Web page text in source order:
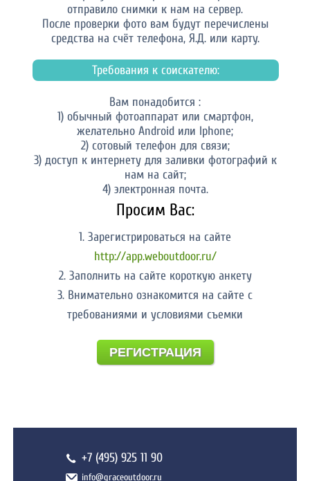
отправило снимки к нам на сервер.
После проверки фото вам будут перечислены
средства на счёт телефона, Я.Д. или карту.
Требования к соискателю:
Вам понадобится :
1) обычный фотоаппарат или смартфон,
желательно Android или Iphone;
2) сотовый телефон для связи;
3) доступ к интернету для заливки фотографий к
нам на сайт;
4) электронная почта.
Просим Вас:
1. Зарегистрироваться на сайте
http://app.weboutdoor.ru/
2. Заполнить на сайте короткую анкету
3. Внимательно ознакомится на сайте с
требованиями и условиями съемки
РЕГИСТРАЦИЯ
+7 (495) 925 11 90
info@graceoutdoor.ru